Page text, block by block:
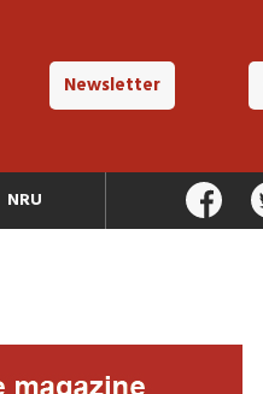
Newsletter
NRU